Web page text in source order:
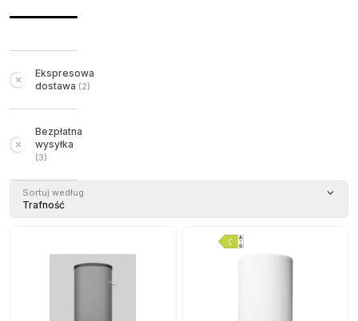
Ekspresowa
dostawa (2)
Bezpłatna
wysyłka
(3)
Sortuj według
Trafność